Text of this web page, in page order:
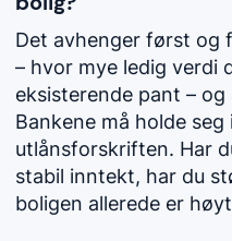
Det avhenger først og
– hvor mye ledig verdi
eksisterende pant –
Bankene må holde
utlånsforskriften. Har
stabil inntekt, har du
boligen allerede er